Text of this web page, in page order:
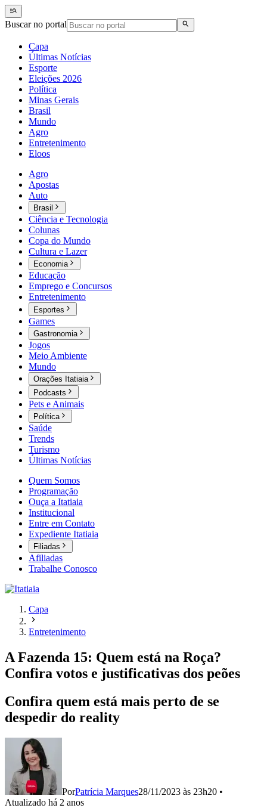
Buscar no portal
Capa
Últimas Notícias
Esporte
Eleições 2026
Política
Minas Gerais
Brasil
Mundo
Agro
Entretenimento
Eloos
Agro
Apostas
Auto
Brasil
Ciência e Tecnologia
Colunas
Copa do Mundo
Cultura e Lazer
Economia
Educação
Emprego e Concursos
Entretenimento
Esportes
Games
Gastronomia
Jogos
Meio Ambiente
Mundo
Orações Itatiaia
Podcasts
Pets e Animais
Política
Saúde
Trends
Turismo
Últimas Notícias
Quem Somos
Programação
Ouça a Itatiaia
Institucional
Entre em Contato
Expediente Itatiaia
Filiadas
Afiliadas
Trabalhe Conosco
Capa
Entretenimento
A Fazenda 15: Quem está na Roça?
Confira votos e justificativas dos peões
Confira quem está mais perto de se
despedir do reality
PorPatrícia Marques28/11/2023 às 23h20 •
Atualizado há 2 anos